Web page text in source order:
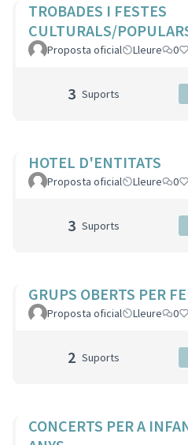
TROBADES I FESTES
CULTURALS/
Proposta oficial Lleure 0
3 Suports
HOTEL D'ENTITATS
Proposta oficial Lleure 0
3 Suports
GRUPS OBERTS PER
Proposta oficial Lleure 0
2 Suports
CONCERTS PER A